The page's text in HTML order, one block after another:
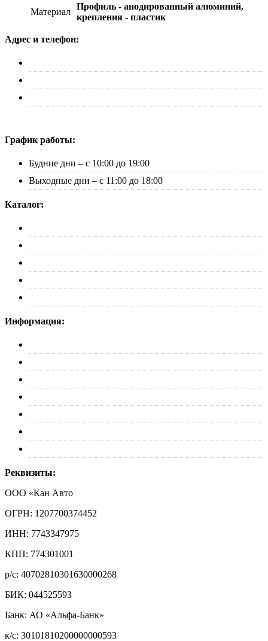
Материал
Профиль - анодированный алюминий,
крепления - пластик
Адрес и телефон:
График работы:
Будние дни – с 10:00 до 19:00
Выходные дни – с 11:00 до 18:00
Каталог:
Информация:
Реквизиты:
ООО «Кан Авто
ОГРН: 1207700374452
ИНН: 7743347975
КПП: 774301001
р/с: 40702810301630000268
БИК: 044525593
Банк: АО «Альфа-Банк»
к/с: 30101810200000000593